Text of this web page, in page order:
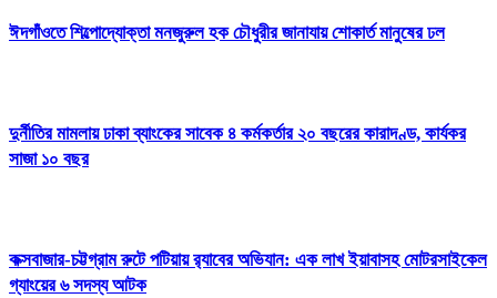
ঈদগাঁওতে শিল্পোদ্যোক্তা মনজুরুল হক চৌধুরীর জানাযায় শোকার্ত মানুষের ঢল
দুর্নীতির মামলায় ঢাকা ব্যাংকের সাবেক ৪ কর্মকর্তার ২০ বছরের কারাদণ্ড, কার্যকর
সাজা ১০ বছর
কক্সবাজার-চট্টগ্রাম রুটে পটিয়ায় র‍্যাবের অভিযান: এক লাখ ইয়াবাসহ মোটরসাইকেল
গ্যাংয়ের ৬ সদস্য আটক